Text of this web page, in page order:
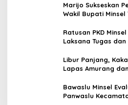
Marijo Sukseskan
Wakil Bupati Minsel
Ratusan PKD
Laksana Tugas
Libur Panjang,
Lapas Amurang
Bawaslu Minsel
Panwaslu